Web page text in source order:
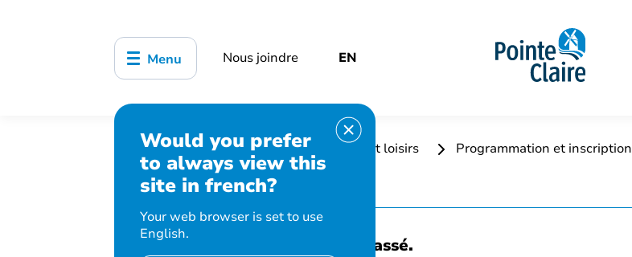
Menu Nous joindre EN
Would you prefer
to always view this
site in french?
Your web browser is set to use
English.
Accueil Bibliothèque, culture, sports et loisirs Programmation et inscription
Yogalates
Cet événement est passé.